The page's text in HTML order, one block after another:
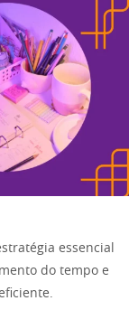
essencial
do tempo e